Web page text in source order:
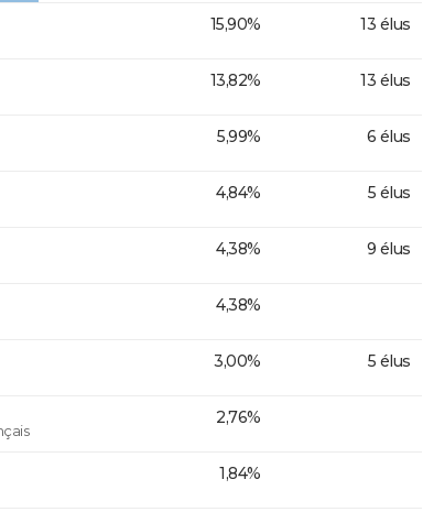
15,90% 13 élus
13,82% 13 élus
5,99% 6 élus
4,84% 5 élus
4,38% 9 élus
4,38%
3,00% 5 élus
2,76%
1,84%